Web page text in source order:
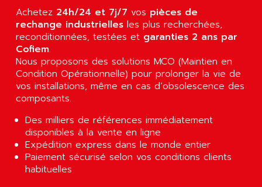
PANELVIEW 1000
NT620C
SIMATIC S5-101
SIMATIC TOUCH PANEL
S900 II
S900
PHASEO
SIMATIC-S5
SIMATIC FIELD PG
LOGO!
AIP SYSTEMES
AIR
AIR ET PULVERISATION
AIR LIQUIDE
AIR SYSTEMS
AIR WORTHINGTON CREYSSENSAC
AIRCOM
AIRELEC
AIRMASTER R1
Achetez 24h/24 et 7j/7 vos pièces de
rechange industrielles les plus recherchées,
reconditionnées, testées et garanties 2 ans par
Cofiem.
Nous proposons des solutions MCO (Maintien en
Condition Opérationnelle) pour prolonger la vie de
vos installations, même en cas d’obsolescence des
composants.
Des milliers de références immédiatement
disponibles à la vente en ligne
Expédition express dans le monde entier
Paiement sécurisé selon vos conditions clients
habituelles